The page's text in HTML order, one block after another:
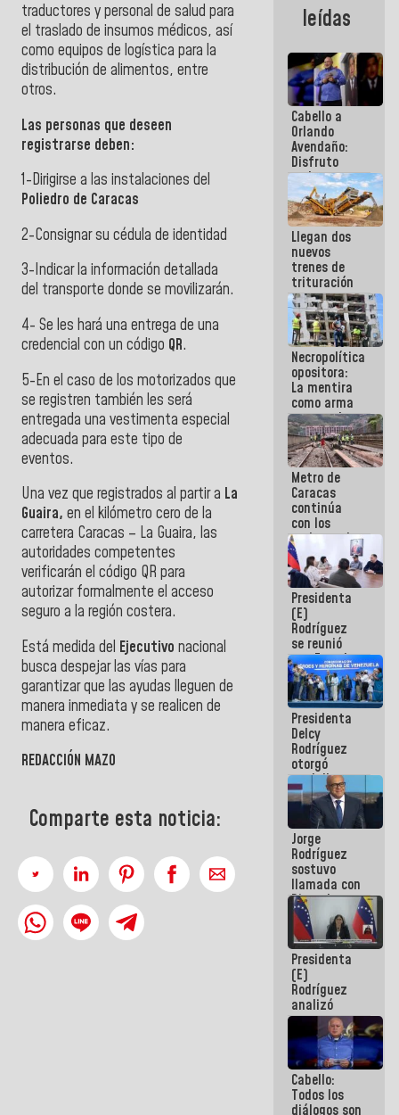
traductores y personal de salud para
el traslado de insumos médicos, así
como equipos de logística para la
distribución de alimentos, entre
otros.
Las personas que deseen
registrarse deben:
1-Dirigirse a las instalaciones del
Poliedro de Caracas
2-Consignar su cédula de identidad
3-Indicar la información detallada
del transporte donde se movilizarán.
4- Se les hará una entrega de una
credencial con un código QR.
5-En el caso de los motorizados que
se registren también les será
entregada una vestimenta especial
adecuada para este tipo de
eventos.
Una vez que registrados al partir a La
Guaira, en el kilómetro cero de la
carretera Caracas – La Guaira, las
autoridades competentes
verificarán el código QR para
autorizar formalmente el acceso
seguro a la región costera.
Está medida del Ejecutivo nacional
busca despejar las vías para
garantizar que las ayudas lleguen de
manera inmediata y se realicen de
manera eficaz.
REDACCIÓN MAZO
Comparte esta noticia:
Gobierno
Nacional
leídas
Cabello a
Orlando
Avendaño:
Disfruto
cada vez
que escribes
porque lo
que haces
es
embarrarla
Llegan dos
nuevos
trenes de
trituración
para
optimizar
manejo de
escombros
en La Guaira
Necropolítica
opositora:
La mentira
como arma
contra el
Pueblo
Metro de
Caracas
continúa
con los
trabajos de
mantenimiento
e inspección
en la Línea 2
Presidenta
(E)
Rodríguez
se reunió
con Estado
Mayor
Eléctrico
para
abordar
planes de
acción
Presidenta
Delcy
Rodríguez
otorgó
medalla
"Héroe de
Venezuela"
a servidores
públicos
Jorge
Rodríguez
sostuvo
llamada con
Dinorah
Figuera y
acuerdan
primer
encuentro
presencial
para el
diálogo
Presidenta
(E)
Rodríguez
analizó
junto a
gobernadores
planes de
recuperación
del Sistema
Eléctrico
Cabello:
Todos los
diálogos son